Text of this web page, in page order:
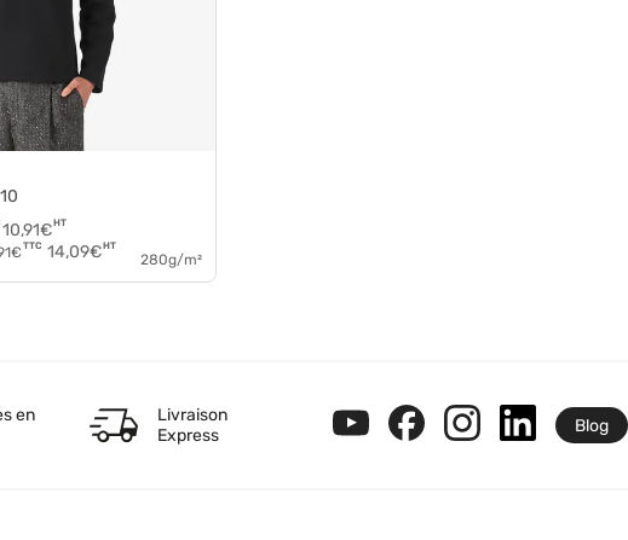
10,91€HT
€ TTC 14,09€HT
280g/m²
en
Livraison
Express
Blog